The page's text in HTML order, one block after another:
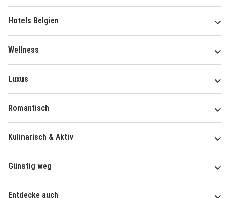
Hotels Belgien
Wellness
Luxus
Romantisch
Kulinarisch & Aktiv
Günstig weg
Entdecke auch